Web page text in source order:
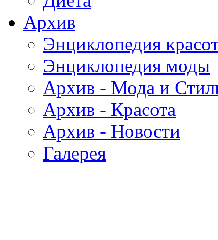
Архив
Энциклопедия
Энциклопедия моды
Архив - Мода и
Архив - Красота
Архив - Новости
Галерея